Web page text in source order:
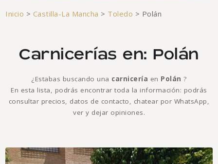
Inicio > Castilla-La Mancha > Toledo > Polán
Carnicerías en: Polán
¿Estabas buscando una carnicería en Polán?
En esta lista, podrás encontrar toda la información: podrás
consultar precios, datos de contacto, chatear por WhatsApp,
ver y dejar opiniones.